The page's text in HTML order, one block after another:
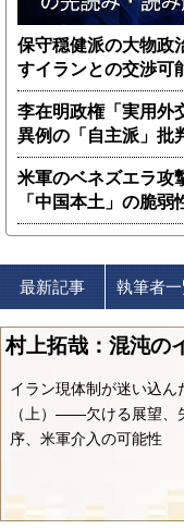
保守穏健派の大物政
すイランとの交渉可
李在明政権「実用外
異例の「自主派」批
米軍のベネズエラ攻
「中国本土」の脆弱
最新記事 執筆者
村上拓哉：混沌の
イラン現体制が迷い込ん
（上）――欠ける展望、
序、米軍介入の可能性